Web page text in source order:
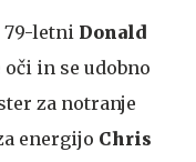
79-letni Donald
in se udobno
za notranje
energijo Chris